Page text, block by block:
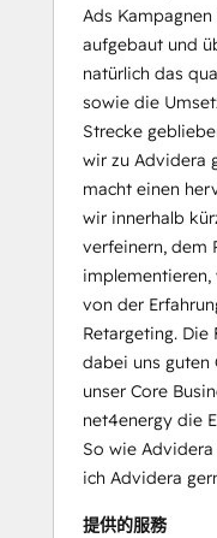
Ads
aufgebaut und
natürlich das
sowie die
Strecke
wir zu Advidera
macht einen
wir innerhalb
verfeinern, dem
implementieren,
von der
Retargeting.
dabei uns guten
unser Core
net4energy die
So wie
ich Advidera
提供的服務